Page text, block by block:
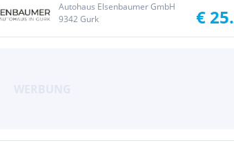
Autohaus Elsenbaumer GmbH
9342 Gurk
€